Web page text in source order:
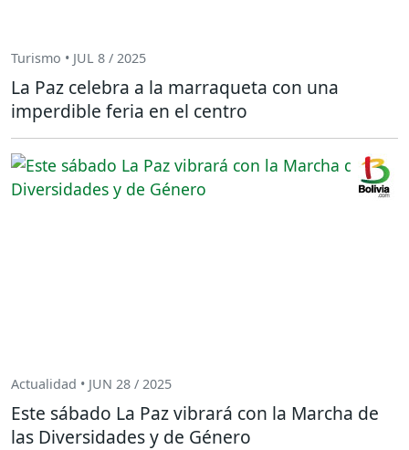
Turismo • JUL 8 / 2025
La Paz celebra a la marraqueta con una
imperdible feria en el centro
Actualidad • JUN 28 / 2025
Este sábado La Paz vibrará con la Marcha de
las Diversidades y de Género